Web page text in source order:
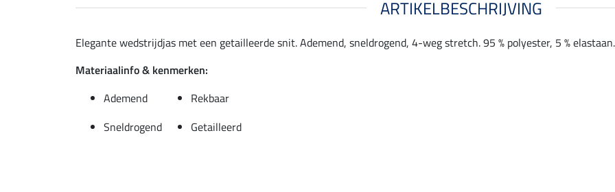
ARTIKELBESCHRIJVING
Elegante wedstrijdjas met een getailleerde snit. Ademend, sneldrogend, 4-weg stretch. 95 % polyester, 5 % elastaan.
Materiaalinfo & kenmerken:
Ademend
Rekbaar
Sneldrogend
Getailleerd